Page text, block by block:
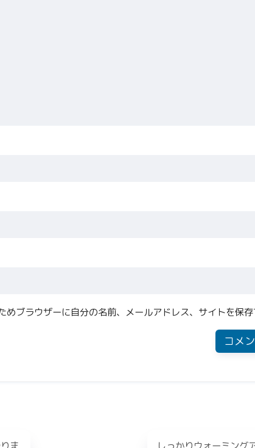
めブラウザーに自分の名前、メールアドレス、サイトを保存